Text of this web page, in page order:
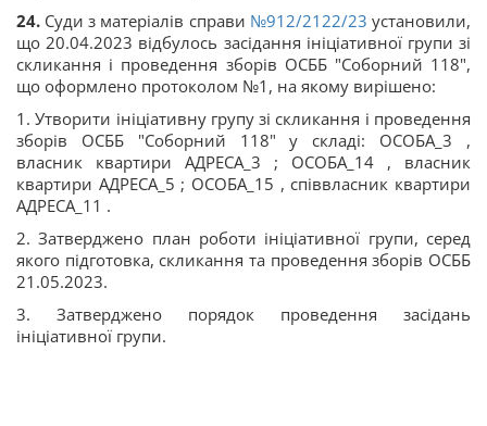
24. Суди з матеріалів справи №912/2122/23 установили,
що 20.04.2023 відбулось засідання ініціативної групи зі
скликання і проведення зборів ОСББ "Соборний 118",
що оформлено протоколом №1, на якому вирішено:
1. Утворити ініціативну групу зі скликання і проведення
зборів ОСББ "Соборний 118" у складі: ОСОБА_3 ,
власник квартири АДРЕСА_3 ; ОСОБА_14 , власник
квартири АДРЕСА_5 ; ОСОБА_15 , співвласник квартири
АДРЕСА_11 .
2. Затверджено план роботи ініціативної групи, серед
якого підготовка, скликання та проведення зборів ОСББ
21.05.2023.
3. Затверджено порядок проведення засідань
ініціативної групи.